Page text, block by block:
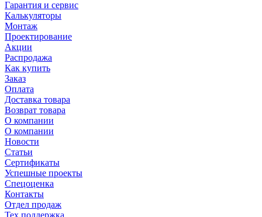
Гарантия и сервис
Калькуляторы
Монтаж
Проектирование
Акции
Распродажа
Как купить
Заказ
Оплата
Доставка товара
Возврат товара
О компании
О компании
Новости
Статьи
Сертификаты
Успешные проекты
Спецоценка
Контакты
Отдел продаж
Тех.поддержка